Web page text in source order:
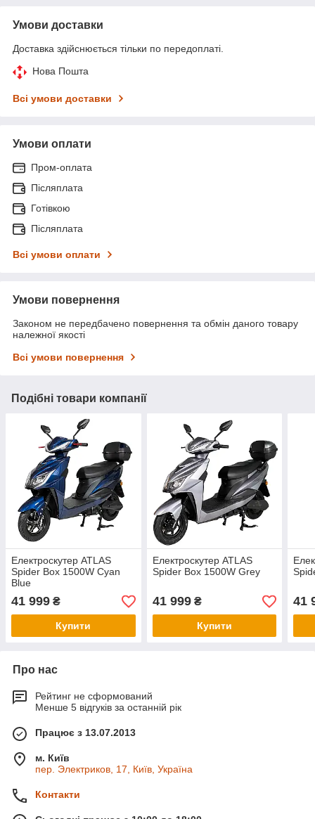
Умови доставки
Доставка здійснюється тільки по передоплаті.
Нова Пошта
Всі умови доставки
Умови оплати
Пром-оплата
Післяплата
Готівкою
Післяплата
Всі умови оплати
Умови повернення
Законом не передбачено повернення та обмін даного товару
належної якості
Всі умови повернення
Подібні товари компанії
Електроскутер ATLAS
Spider Box 1500W Cyan
Blue
41 999 ₴
Купити
Електроскутер ATLAS
Spider Box 1500W Grey
41 999₴
Купити
41
Про нас
Рейтинг не сформований
Менше 5 відгуків за останній рік
Працює з 13.07.2013
м. Київ
пер. Электриков, 17, Київ, Україна
Контакти